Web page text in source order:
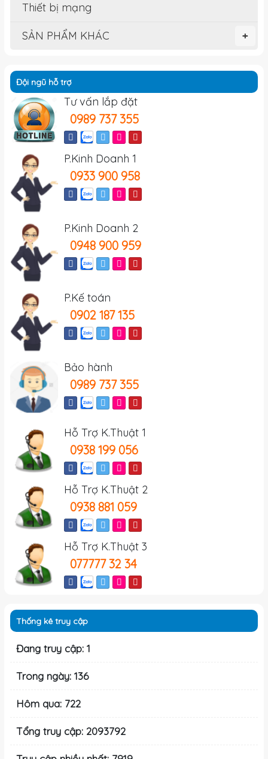
Thiết bị mạng
+
SẢN PHẨM KHÁC
Đội ngũ hỗ trợ
Tư vấn lắp đặt
0989 737 355
P.Kinh Doanh 1
0933 900 958
P.Kinh Doanh 2
0948 900 959
P.Kế toán
0902 187 135
Bảo hành
0989 737 355
Hỗ Trợ K.Thuật 1
0938 199 056
Hỗ Trợ K.Thuật 2
0938 881 059
Hỗ Trợ K.Thuật 3
077777 32 34
Thống kê truy cập
Đang truy cập: 1
Trong ngày: 136
Hôm qua: 722
Tổng truy cập: 2093792